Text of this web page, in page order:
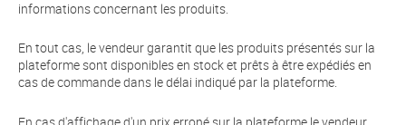
informations concernant les produits.
En tout cas, le vendeur garantit que les produits présentés sur la
plateforme sont disponibles en stock et prêts à être expédiés en
cas de commande dans le délai indiqué par la plateforme.